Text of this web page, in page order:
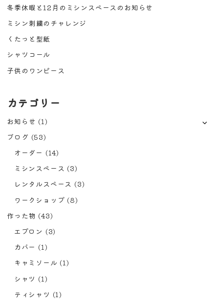
冬季休暇と12月のミシンスペースのお知らせ
ミシン刺繍のチャレンジ
くたっと型紙
シャツコール
子供のワンピース
カテゴリー
お知らせ (1)
ブログ (53)
オーダー (14)
ミシンスペース (3)
レンタルスペース (3)
ワークショップ (8)
作った物 (43)
エプロン (3)
カバー (1)
キャミソール (1)
シャツ (1)
ティシャツ (1)